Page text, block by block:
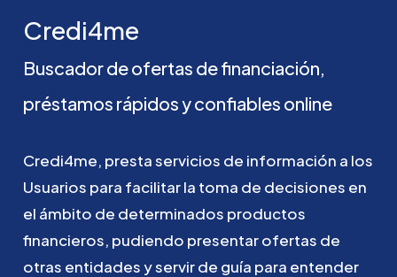
Credi4me
Buscadordeofertas definanciación,
préstamos rápidosyconfiables online
Credi4me, prestaservicios de información a los
Usuarios para facilitarla toma de decisiones en
el ámbito de determinados productos
financieros, pudiendo presentarofertas de
otras entidadesyservirde guía para entender